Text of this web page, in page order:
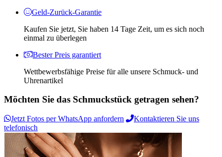
Geld-Zurück-Garantie
Kaufen Sie jetzt, Sie haben 14 Tage Zeit, um es sich noch
einmal zu überlegen
Bester Preis garantiert
Wettbewerbsfähige Preise für alle unsere Schmuck- und
Uhrenartikel
Möchten Sie das Schmuckstück getragen sehen?
Jetzt Fotos per WhatsApp anfordern
Kontaktieren Sie uns
telefonisch